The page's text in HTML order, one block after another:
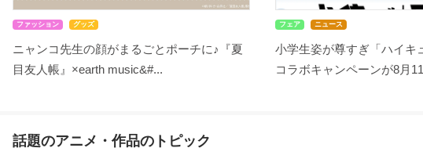
ファッション グッズ
ニャンコ先生の顔がまるごとポーチに♪『夏
目友人帳』×earth music&#...
フェア ニュース
小学生姿が尊すぎ「ハイキ
コラボキャンペーンが8月
話題のアニメ・作品のトピック